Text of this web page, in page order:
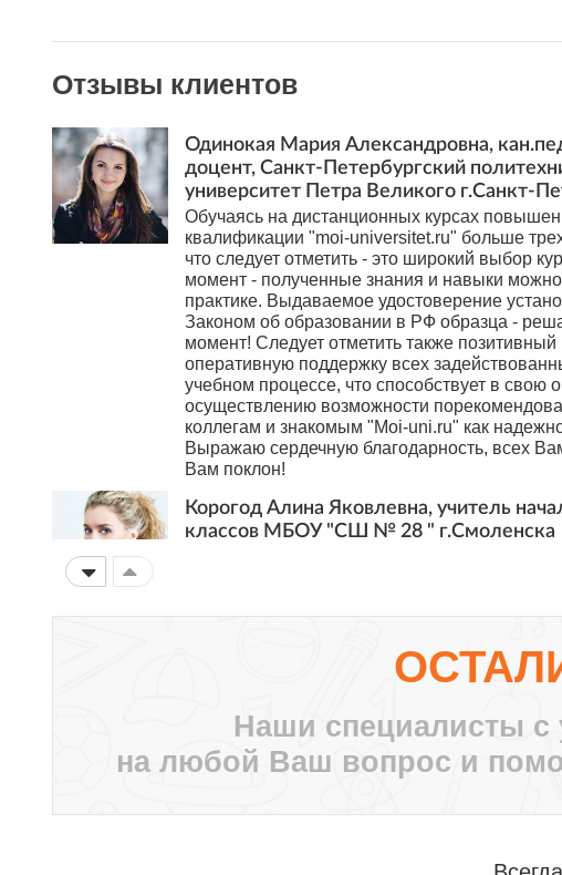
Отзывы клиентов
Одинокая Мария Александровна,
доцент, Санкт-Петербургский
университет Петра Великого г.Санкт-
Обучаясь на дистанционных курсах
квалификации "moi-universitet.ru" больше
что следует отметить - это широкий выбор
момент - полученные знания и навыки
практике. Выдаваемое удостоверение
Законом об образовании в РФ образца -
момент! Следует отметить также позитивный
оперативную поддержку всех
учебном процессе, что способствует в свою
осуществлению возможности
коллегам и знакомым "Moi-uni.ru" как
Выражаю сердечную благодарность, всех
Вам поклон!
Корогод Алина Яковлевна, учитель
классов МБОУ "СШ № 28 " г.Смоленска
нашей дружбы ты давал мне креативные
Дальнейшего тебе развития! Пусть все
небезразличных учителей объединяет крыша
Суханова Светлана Вячеславовна,
ГБОУ Школа №657 г. Москва
шагать в ногу со временем! Здесь каждый
Наши специалисты с
на любой Ваш вопрос и